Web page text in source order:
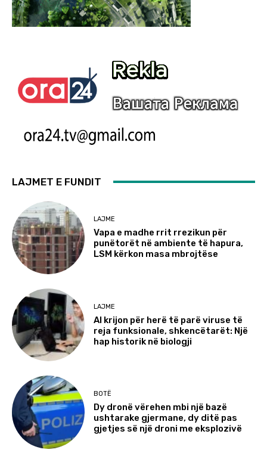
LAJMET E FUNDIT
LAJME
Vapa e madhe rrit rrezikun për
punëtorët në ambiente të hapura,
LSM kërkon masa mbrojtëse
LAJME
AI krijon për herë të parë viruse të
reja funksionale, shkencëtarët: Një
hap historik në biologji
BOTË
Dy dronë vërehen mbi një bazë
ushtarake gjermane, dy ditë pas
gjetjes së një droni me eksplozivë